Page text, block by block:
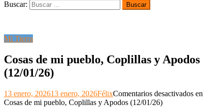
Buscar:
Mi Tierra
Cosas de mi pueblo, Coplillas y Apodos
(12/01/26)
13 enero, 202613 enero, 2026FélixComentarios desactivados en
Cosas de mi pueblo, Coplillas y Apodos (12/01/26)